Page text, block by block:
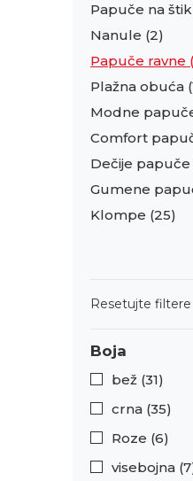
Papuče na
Nanule (2)
Papuče ravne
Plažna obuća
Modne
Comfort
Dečije papuče
Gumene
Klompe (25)
Resetujte filtere
Boja
bež (31)
crna (35)
Roze (6)
visebojna